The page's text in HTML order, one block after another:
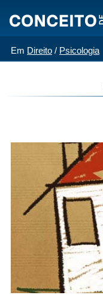
Em Direito / Psicologia